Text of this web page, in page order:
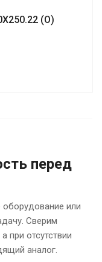
(О)
перед
или
Сверим
при отсутствии
аналог.